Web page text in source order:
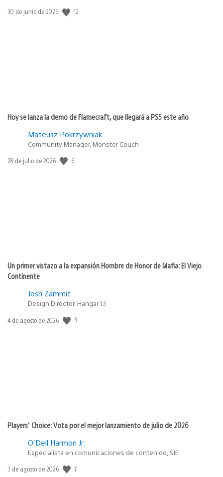
Fecha
30 de junio de 2026 12
Hoy se lanza la demo de Flamecraft, que llegará a PS5 este año
Mateusz Pokrzywniak
Community Manager, Monster Couch
Fecha
28 de julio de 2026 6
Un primer vistazo a la expansión Hombre de Honor de Mafia: El Viejo
Continente
Josh Zammit
Design Director, Hangar 13
Fecha
4 de agosto de 2026 3
Players’ Choice: Vota por el mejor lanzamiento de julio de 2026
O'Dell Harmon Jr.
Especialista en comunicaciones de contenido, SIE
Fecha
3 de agosto de 2026 7